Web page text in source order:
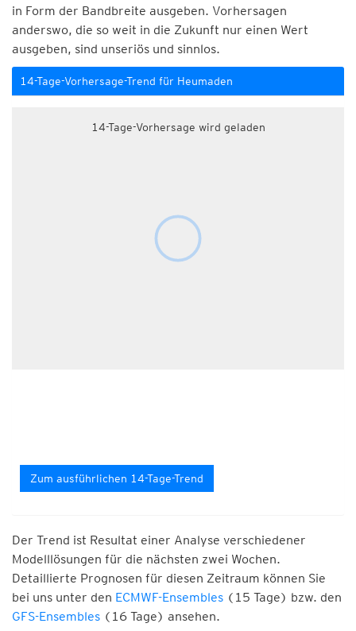
in Form der Bandbreite ausgeben. Vorhersagen
anderswo, die so weit in die Zukunft nur einen Wert
ausgeben, sind unseriös und sinnlos.
14-Tage-Vorhersage-Trend für Heumaden
14-Tage-Vorhersage wird geladen
Zum ausführlichen 14-Tage-Trend
Der Trend ist Resultat einer Analyse verschiedener
Modelllösungen für die nächsten zwei Wochen.
Detaillierte Prognosen für diesen Zeitraum können Sie
bei uns unter den ECMWF-Ensembles (15 Tage) bzw. den
GFS-Ensembles (16 Tage) ansehen.